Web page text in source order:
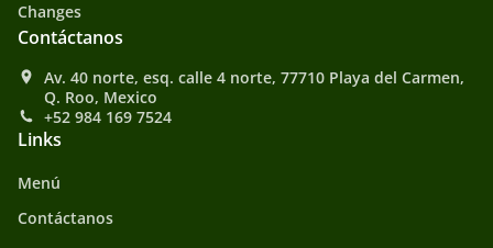
Changes
Contáctanos
Av. 40 norte, esq. calle 4 norte, 77710 Playa del Carmen,
Q. Roo, Mexico
+52 984 169 7524
Links
Menú
Contáctanos